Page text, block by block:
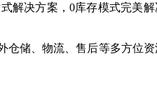
解决方案，0库存模式完美解
仓储、物流、售后等多方位资